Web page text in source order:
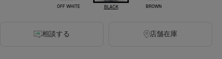
OFF WHITE BLACK BROWN
相談する 店舗在庫